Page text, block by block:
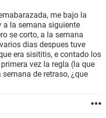
me bajo la
a la semana siguiente
se corto, a la semana
dias despues tuve
era sisititis, e contado los
vez la regla (la que
de retraso, ¿que